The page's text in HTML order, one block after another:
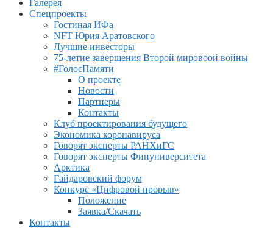
Галерея
Спецпроекты
Гостиная ИФа
NFT Юрия Аратовского
Лучшие инвесторы
75-летие завершения Второй мировоой войны
#ГолосПамяти
О проекте
Новости
Партнеры
Контакты
Клуб проектирования будущего
Экономика коронавируса
Говорят эксперты РАНХиГС
Говорят эксперты Финуниверситета
Арктика
Гайдаровский форум
Конкурс «Цифровой прорыв»
Положение
Заявка/Скачать
Контакты